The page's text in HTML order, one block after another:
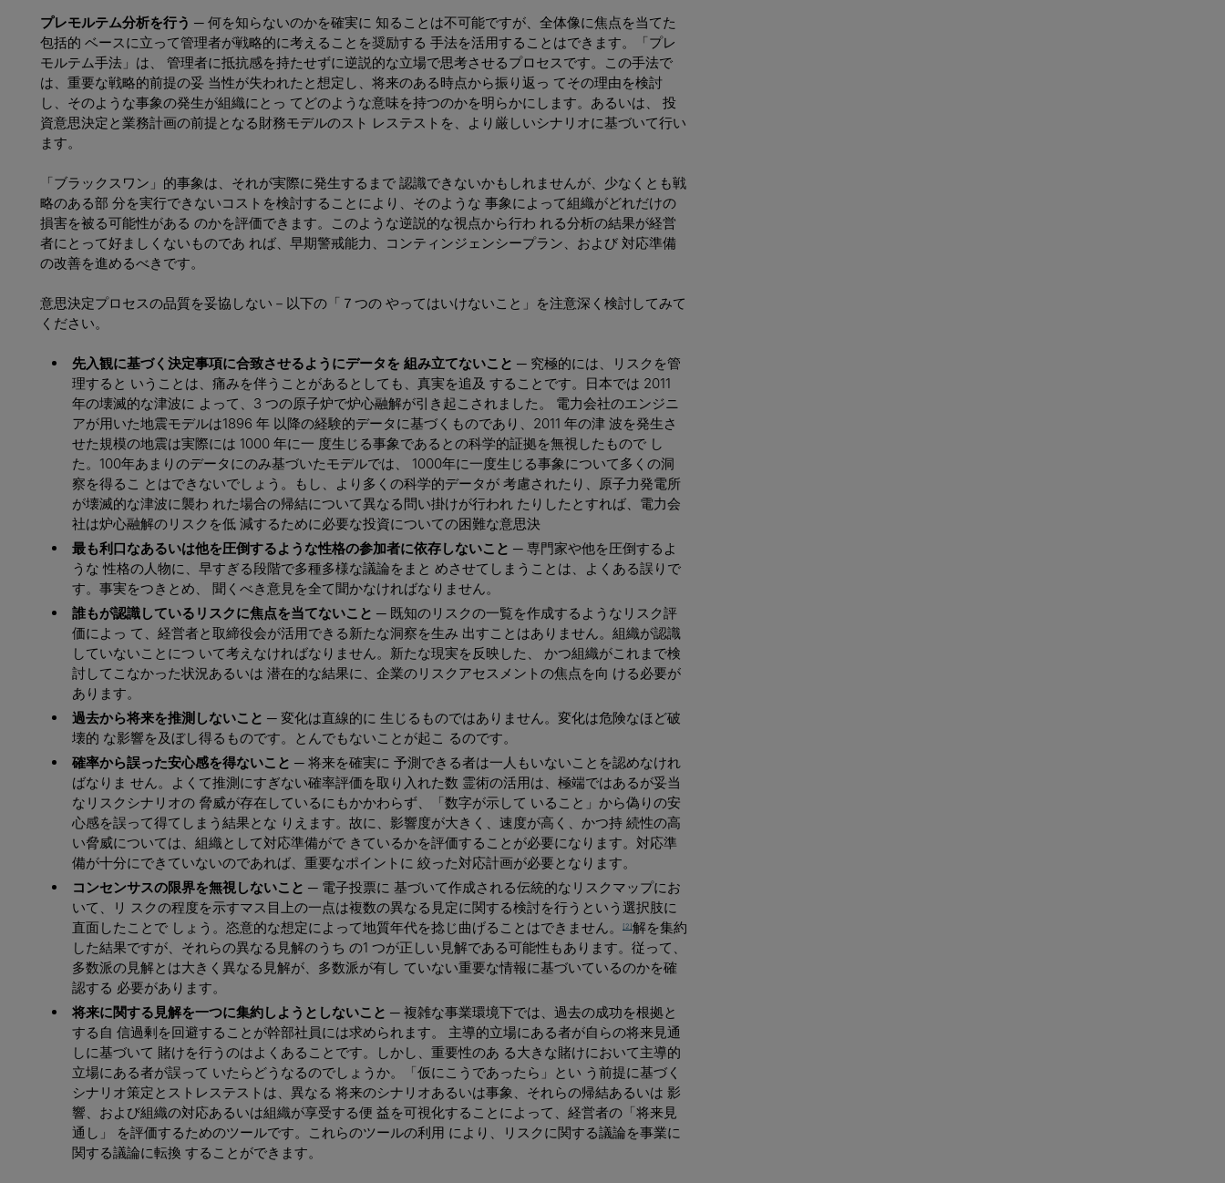
プレモルテム分析を行う ─ 何を知らないのかを確実に 知ることは不可能ですが、全体像に焦点を当てた
包括的 ベースに立って管理者が戦略的に考えることを奨励する 手法を活用することはできます。「プレ
モルテム手法」は、 管理者に抵抗感を持たせずに逆説的な立場で思考させるプロセスです。この手法で
は、重要な戦略的前提の妥 当性が失われたと想定し、将来のある時点から振り返っ てその理由を検討
し、そのような事象の発生が組織にとっ てどのような意味を持つのかを明らかにします。あるいは、 投
資意思決定と業務計画の前提となる財務モデルのスト レステストを、より厳しいシナリオに基づいて行い
ます。
「ブラックスワン」的事象は、それが実際に発生するまで 認識できないかもしれませんが、少なくとも戦
略のある部 分を実行できないコストを検討することにより、そのような 事象によって組織がどれだけの
損害を被る可能性がある のかを評価できます。このような逆説的な視点から行わ れる分析の結果が経営
者にとって好ましくないものであ れば、早期警戒能力、コンティンジェンシープラン、および 対応準備
の改善を進めるべきです。
意思決定プロセスの品質を妥協しない－以下の「７つの やってはいけないこと」を注意深く検討してみて
ください。
先入観に基づく決定事項に合致させるようにデータを 組み立てないこと ─ 究極的には、リスクを管
理すると いうことは、痛みを伴うことがあるとしても、真実を追及 することです。日本では 2011
年の壊滅的な津波に よって、3 つの原子炉で炉心融解が引き起こされました。 電力会社のエンジニ
アが用いた地震モデルは1896 年 以降の経験的データに基づくものであり、2011 年の津 波を発生さ
せた規模の地震は実際には 1000 年に一 度生じる事象であるとの科学的証拠を無視したもので し
た。100年あまりのデータにのみ基づいたモデルでは、 1000年に一度生じる事象について多くの洞
察を得るこ とはできないでしょう。もし、より多くの科学的データが 考慮されたり、原子力発電所
が壊滅的な津波に襲わ れた場合の帰結について異なる問い掛けが行われ たりしたとすれば、電力会
社は炉心融解のリスクを低 減するために必要な投資についての困難な意思決
最も利口なあるいは他を圧倒するような性格の参加者に依存しないこと ─ 専門家や他を圧倒するよ
うな 性格の人物に、早すぎる段階で多種多様な議論をまと めさせてしまうことは、よくある誤りで
す。事実をつきとめ、 聞くべき意見を全て聞かなければなりません。
誰もが認識しているリスクに焦点を当てないこと ─ 既知のリスクの一覧を作成するようなリスク評
価によっ て、経営者と取締役会が活用できる新たな洞察を生み 出すことはありません。組織が認識
していないことにつ いて考えなければなりません。新たな現実を反映した、 かつ組織がこれまで検
討してこなかった状況あるいは 潜在的な結果に、企業のリスクアセスメントの焦点を向 ける必要が
あります。
過去から将来を推測しないこと ─ 変化は直線的に 生じるものではありません。変化は危険なほど破
壊的 な影響を及ぼし得るものです。とんでもないことが起こ るのです。
確率から誤った安心感を得ないこと ─ 将来を確実に 予測できる者は一人もいないことを認めなけれ
ばなりま せん。よくて推測にすぎない確率評価を取り入れた数 霊術の活用は、極端ではあるが妥当
なリスクシナリオの 脅威が存在しているにもかかわらず、「数字が示して いること」から偽りの安
心感を誤って得てしまう結果とな りえます。故に、影響度が大きく、速度が高く、かつ持 続性の高
い脅威については、組織として対応準備がで きているかを評価することが必要になります。対応準
備が十分にできていないのであれば、重要なポイントに 絞った対応計画が必要となります。
コンセンサスの限界を無視しないこと ─ 電子投票に 基づいて作成される伝統的なリスクマップにお
いて、リ スクの程度を示すマス目上の一点は複数の異なる見定に関する検討を行うという選択肢に
直面したことで しょう。恣意的な想定によって地質年代を捻じ曲げることはできません。
[2] 解を集約
した結果ですが、それらの異なる見解のうち の1 つが正しい見解である可能性もあります。従って、
多数派の見解とは大きく異なる見解が、多数派が有し ていない重要な情報に基づいているのかを確
認する 必要があります。
将来に関する見解を一つに集約しようとしないこと ─ 複雑な事業環境下では、過去の成功を根拠と
する自 信過剰を回避することが幹部社員には求められます。 主導的立場にある者が自らの将来見通
しに基づいて 賭けを行うのはよくあることです。しかし、重要性のあ る大きな賭けにおいて主導的
立場にある者が誤って いたらどうなるのでしょうか。「仮にこうであったら」とい う前提に基づく
シナリオ策定とストレステストは、異なる 将来のシナリオあるいは事象、それらの帰結あるいは 影
響、および組織の対応あるいは組織が享受する便 益を可視化することによって、経営者の「将来見
通し」 を評価するためのツールです。これらのツールの利用 により、リスクに関する議論を事業に
関する議論に転換 することができます。